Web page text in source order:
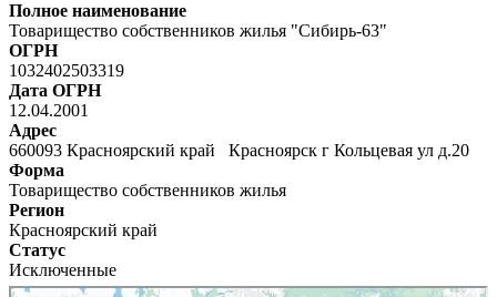
Полное наименование
Товарищество собственников жилья "Сибирь-63"
ОГРН
1032402503319
Дата ОГРН
12.04.2001
Адрес
660093 Красноярский край Красноярск г Кольцевая ул д.20
Форма
Товарищество собственников жилья
Регион
Красноярский край
Статус
Исключенные